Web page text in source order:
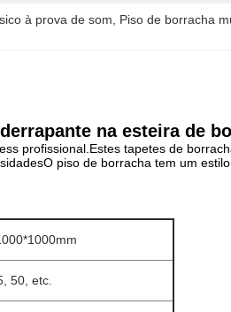
à prova de som Piso de borracha
na esteira de
profissional.Estes tapetes de
piso de borracha tem um
50, etc.